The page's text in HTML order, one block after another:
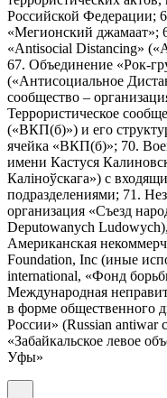
Российской Федерации;
«Мегионский джамаат»;
«Antisocial Distancing»
67. Объединение «Рок-
(«Антисоциальное
сообщество –
Террористическое
(«ВКП(б)») и его
ячейка «ВКП(б)»; 70.
имени Кастуся
Калiноўскага») с
подразделениями; 71.
организация «Съезд
Deputowanych
Американская
Foundation, Inc (иные
international, «Фонд
Международная
в форме общественного
России» (Russian antiwar
«Забайкальское левое
Уфы»